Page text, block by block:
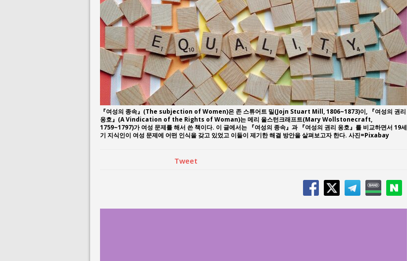
『여성의 종속』(The subjection of Women)은 존 스튜어트 밀(Jojn Stuart Mill, 1806~1873)이, 『여성의 권리
옹호』(A Vindication of the Rights of Woman)는 메리 울스턴크래프트(Mary Wollstonecraft,
1759~1797)가 여성 문제를 해서 쓴 책이다. 이 글에서는 『여성의 종속』과 『여성의 권리 옹호』를 비교하면서 19세
기 지식인이 여성 문제에 어떤 인식을 갖고 있었고 이들이 제기한 해결 방안을 살펴보고자 한다. 사진=Pixabay
Tweet